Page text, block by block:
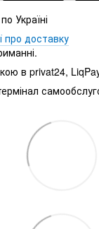
Україні
про доставку
в privat24,